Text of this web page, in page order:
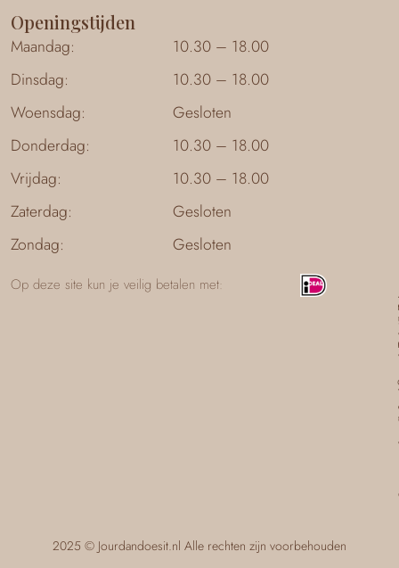
Openingstijden
Maandag:
10.30 – 18.00
Dinsdag:
10.30 – 18.00
Woensdag:
Gesloten
Donderdag:
10.30 – 18.00
Vrijdag:
10.30 – 18.00
Zaterdag:
Gesloten
Zondag:
Gesloten
Op deze site kun je veilig betalen met:
2025 © Jourdandoesit.nl Alle rechten zijn voorbehouden